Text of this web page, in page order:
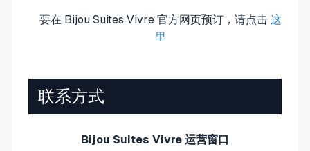
要在 Bijou Suites Vivre 官方网页预订，请点击 这
里
联系方式
Bijou Suites Vivre 运营窗口